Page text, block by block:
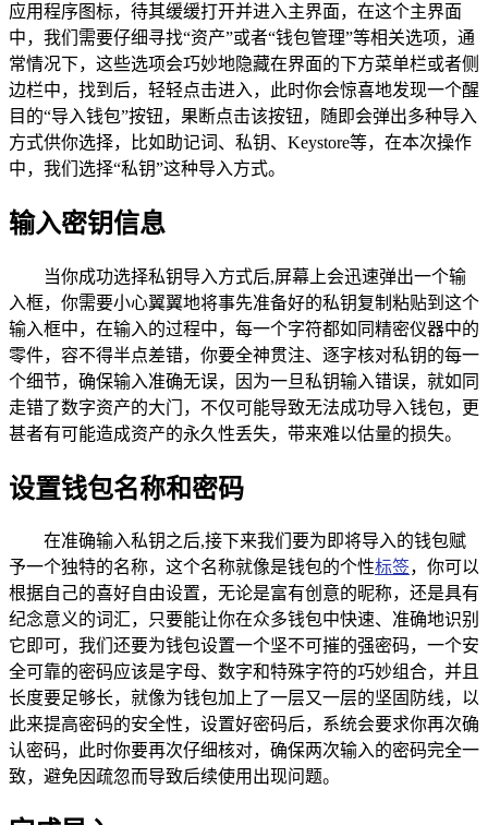
应用程序图标，待其缓缓打开并进入主界面，在这个主界面
中，我们需要仔细寻找“资产”或者“钱包管理”等相关选项，通
常情况下，这些选项会巧妙地隐藏在界面的下方菜单栏或者侧
边栏中，找到后，轻轻点击进入，此时你会惊喜地发现一个醒
目的“导入钱包”按钮，果断点击该按钮，随即会弹出多种导入
方式供你选择，比如助记词、私钥、Keystore等，在本次操作
中，我们选择“私钥”这种导入方式。
输入密钥信息
当你成功选择私钥导入方式后,屏幕上会迅速弹出一个输
入框，你需要小心翼翼地将事先准备好的私钥复制粘贴到这个
输入框中，在输入的过程中，每一个字符都如同精密仪器中的
零件，容不得半点差错，你要全神贯注、逐字核对私钥的每一
个细节，确保输入准确无误，因为一旦私钥输入错误，就如同
走错了数字资产的大门，不仅可能导致无法成功导入钱包，更
甚者有可能造成资产的永久性丢失，带来难以估量的损失。
设置钱包名称和密码
在准确输入私钥之后,接下来我们要为即将导入的钱包赋
予一个独特的名称，这个名称就像是钱包的个性标签，你可以
根据自己的喜好自由设置，无论是富有创意的昵称，还是具有
纪念意义的词汇，只要能让你在众多钱包中快速、准确地识别
它即可，我们还要为钱包设置一个坚不可摧的强密码，一个安
全可靠的密码应该是字母、数字和特殊字符的巧妙组合，并且
长度要足够长，就像为钱包加上了一层又一层的坚固防线，以
此来提高密码的安全性，设置好密码后，系统会要求你再次确
认密码，此时你要再次仔细核对，确保两次输入的密码完全一
致，避免因疏忽而导致后续使用出现问题。